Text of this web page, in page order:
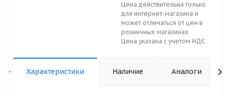
Цена действительна только
для интернет-магазина и
может отличаться от цен в
розничных магазинах
Цена указана с учетом НДС.
- Характеристики Наличие Аналоги